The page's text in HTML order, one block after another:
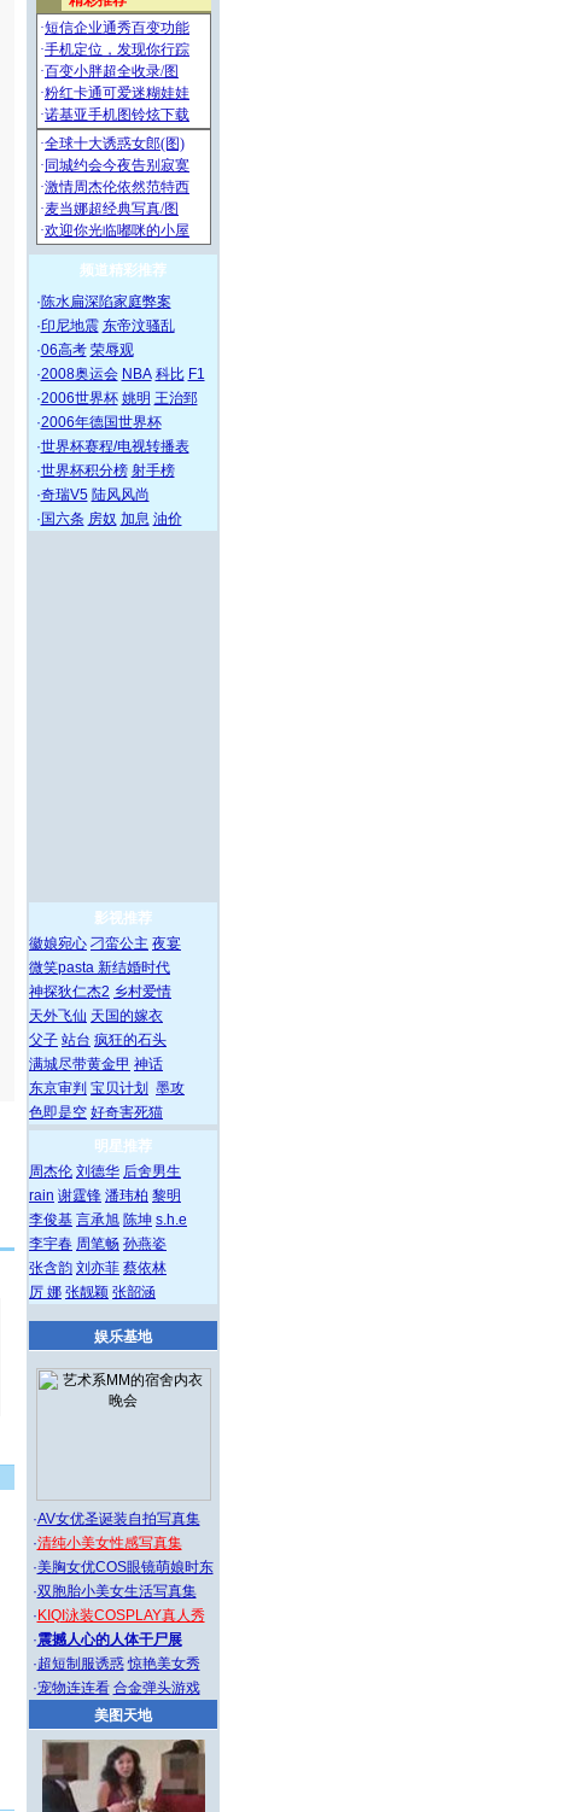
频道精彩推荐
·陈水扁深陷家庭弊案
·印尼地震 东帝汶骚乱
·06高考 荣辱观
·2008奥运会 NBA 科比 F1
·2006世界杯 姚明 王治郅
·2006年德国世界杯
·世界杯赛程/电视转播表
·世界杯积分榜 射手榜
·奇瑞V5 陆风风尚
· 国六条 房奴 加息 油价
影视推荐
徽娘宛心 刁蛮公主 夜宴
微笑pasta 新结婚时代
神探狄仁杰2 乡村爱情
天外飞仙 天国的嫁衣
父子 站台 疯狂的石头
满城尽带黄金甲 神话
东京审判 宝贝计划
墨攻
色即是空 好奇害死猫
明星推荐
周杰伦 刘德华 后舍男生
rain 谢霆锋 潘玮柏 黎明
李俊基 言承旭 陈坤 s.h.e
李宇春 周笔畅 孙燕姿
张含韵 刘亦菲 蔡依林
厉 娜 张靓颖 张韶涵
娱乐基地
·AV女优圣诞装自拍写真集
·清纯小美女性感写真集
·美胸女优COS眼镜萌娘时东
·双胞胎小美女生活写真集
· KIQI泳装COSPLAY真人秀
·震撼人心的人体干尸展
·超短制服诱惑 惊艳美女秀
·宠物连连看 合金弹头游戏
美图天地